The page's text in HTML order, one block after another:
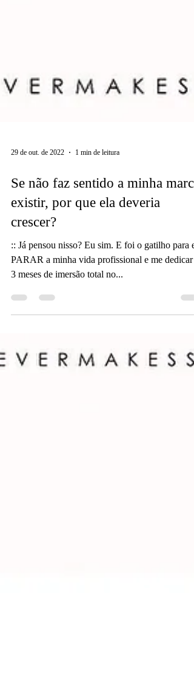
29 de out. de 2022 1 min de leitura
Se não faz sentido a minha marca
crescer?
:: Já pensou nisso? Eu sim. E foi o gatilho para
PARAR a minha vida profissional e me dedicar a